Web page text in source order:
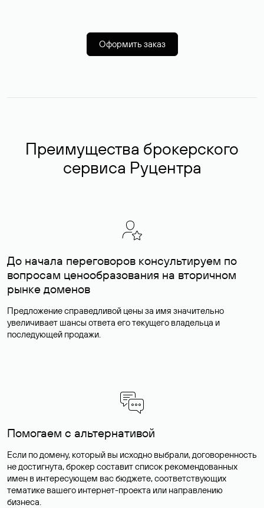
Оформить заказ
Преимущества брокерского
сервиса Руцентра
До начала переговоров консультируем по
вопросам ценообразования на вторичном
рынке доменов
Предложение справедливой цены за имя значительно
увеличивает шансы ответа его текущего владельца и
последующей продажи.
Помогаем с альтернативой
Если по домену, который вы исходно выбрали, договоренность
не достигнута, брокер составит список рекомендованных
имен в интересующем вас бюджете, соответствующих
тематике вашего интернет-проекта или направлению
бизнеса.